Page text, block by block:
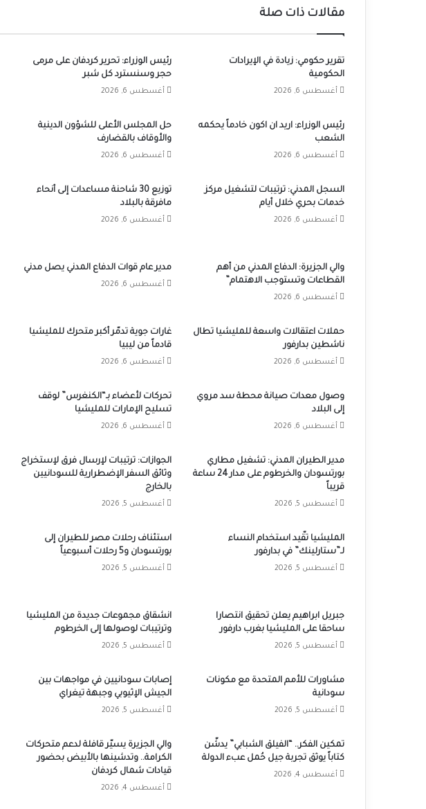
مقالات ذات صلة
تقرير حكومي: زيادة في الإيرادات
الحكومية
أغسطس 6, 2026
رئيس الوزراء: تحرير كردفان على مرمى
حجر وسنسترد كل شبر
أغسطس 6, 2026
رئيس الوزراء: اريد ان اكون خادماً يحكمه
الشعب
أغسطس 6, 2026
حل المجلس الأعلى للشؤون الدينية
والأوقاف بالقضارف
أغسطس 6, 2026
السجل المدني: ترتيبات لتشغيل مركز
خدمات بحري خلال أيام
أغسطس 6, 2026
توزيع 30 شاحنة مساعدات إلى أنحاء
مافرقة بالبلاد
أغسطس 6, 2026
والي الجزيرة: الدفاع المدني من أهم
القطاعات وتستوجب الاهتمام”
أغسطس 6, 2026
مدير عام قوات الدفاع المدني يصل مدني
أغسطس 6, 2026
حملات اعتقالات واسعة للمليشيا تطال
ناشطين بدارفور
أغسطس 6, 2026
غارات جوية تدمّر أكبر متحرك للمليشيا
قادماً من ليبيا
أغسطس 6, 2026
وصول معدات صيانة محطة سد مروي
إلى البلاد
أغسطس 6, 2026
تحركات لأعضاء بـ“الكنغرس” لوقف
تسليح الإمارات للمليشيا
أغسطس 6, 2026
مدير الطيران المدني: تشغيل مطاري
بورتسودان والخرطوم على مدار 24 ساعة
قريباً
أغسطس 5, 2026
الجوازات: ترتيبات لإرسال فرق لإستخراج
وثائق السفر الإضطرارية للسودانيين
بالخارج
أغسطس 5, 2026
المليشيا تقّيد استخدام النساء
لـ”ستارلينك” في بدارفور
أغسطس 5, 2026
استئناف رحلات مصر للطيران إلى
بورتسودان و5 رحلات أسبوعياً
أغسطس 5, 2026
جبريل ابراهيم يعلن تحقيق انتصارا
ساحقا على المليشيا بغرب دارفور
أغسطس 5, 2026
انشقاق مجموعات جديدة من المليشيا
وترتيبات لوصولها إلى الخرطوم
أغسطس 5, 2026
مشاورات للأمم المتحدة مع مكونات
سودانية
أغسطس 5, 2026
إصابات سودانيين في مواجهات بين
الجيش الإثيوبي وجبهة تيغراي
أغسطس 5, 2026
تمكين الفكر.. “الفيلق الشبابي” يدشّن
كتاباً يوثق تجربة جيل حُمل عبء الدولة
أغسطس 4, 2026
والي الجزيرة يسيّر قافلة لدعم متحركات
الكرامة.. وتدشينها بالأبيض بحضور
قيادات شمال كردفان
أغسطس 4, 2026